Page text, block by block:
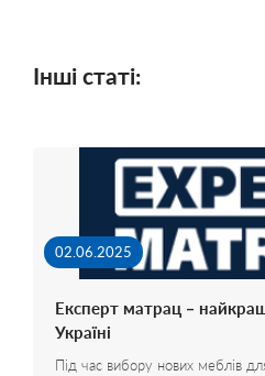
Інші статі:
02.06.2025
Експерт матрац –
Україні
Під час вибору нових меблів